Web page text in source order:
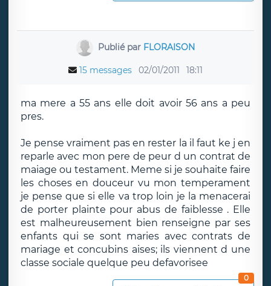
Publié par FLORAISON
15 messages 02/01/2011 18:11
ma mere a 55 ans elle doit avoir 56 ans a peu
pres.
Je pense vraiment pas en rester la il faut ke j en
reparle avec mon pere de peur d un contrat de
maiage ou testament. Meme si je souhaite faire
les choses en douceur vu mon temperament
je pense que si elle va trop loin je la menacerai
de porter plainte pour abus de faiblesse . Elle
est malheureusement bien renseigne par ses
enfants qui se sont maries avec contrats de
mariage et concubins aises; ils viennent d une
classe sociale quelque peu defavorisee
0